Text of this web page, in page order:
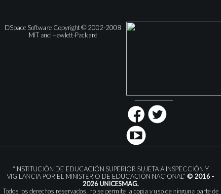
DSpace Software Copyright © 2002-2008
MIT and Hewlett-Packard
“INSTITUCIÓN DE EDUCACIÓN SUPERIOR SUJETA A INSPECCIÓN Y
VIGILANCIA POR EL MINISTERIO DE EDUCACIÓN NACIONAL” © 2016 -
2026 UNICESMAG.
Todos los derechos reservados, no se permite la copia y uso de ninguna parte de